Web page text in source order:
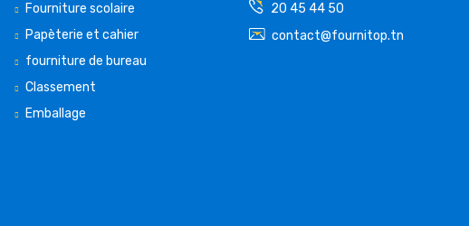
Fourniture scolaire
Papèterie et cahier
fourniture de bureau
Classement
Emballage
20 45 44 50
contact@fournitop.tn